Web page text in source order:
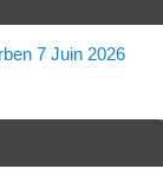
7 Juin 2026